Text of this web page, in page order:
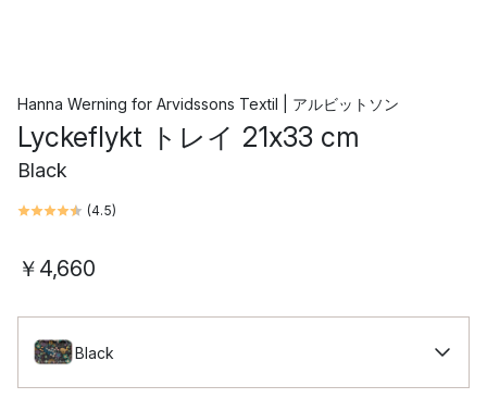
Hanna Werning for Arvidssons Textil | アルビットソン
Lyckeflykt トレイ 21x33 cm
Black
(4.5)
￥4,660
Black